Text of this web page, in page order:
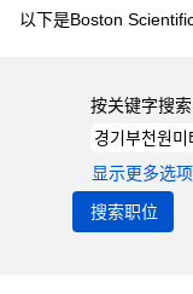
以下是Boston
按关键字搜索
显示更多选项